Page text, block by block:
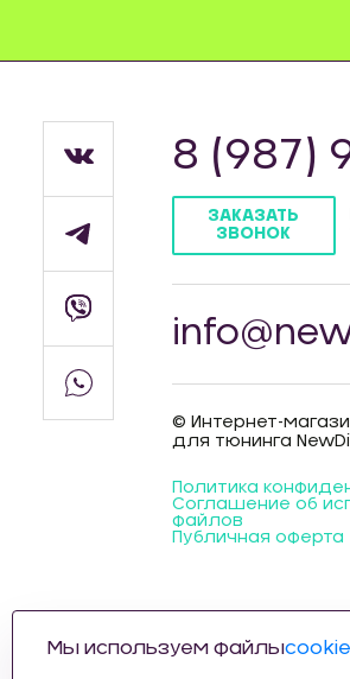
8 (987)
ЗАКАЗАТЬ
ЗВОНОК
© Интернет-
для тюнинга
Политика
Соглашение об
файлов
Публичная оферта
Мы используем файлыcookie,